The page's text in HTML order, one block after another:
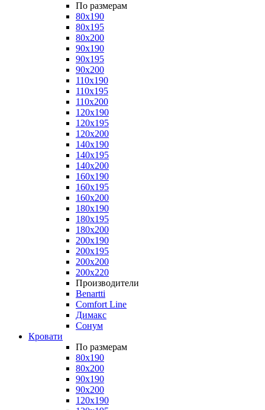
По размерам
80x190
80x195
80x200
90x190
90x195
90x200
110x190
110x195
110x200
120x190
120x195
120x200
140x190
140x195
140x200
160x190
160x195
160x200
180x190
180x195
180x200
200x190
200x195
200x200
200x220
Производители
Benartti
Comfort Line
Димакс
Сонум
Кровати
По размерам
80x190
80x200
90x190
90x200
120x190